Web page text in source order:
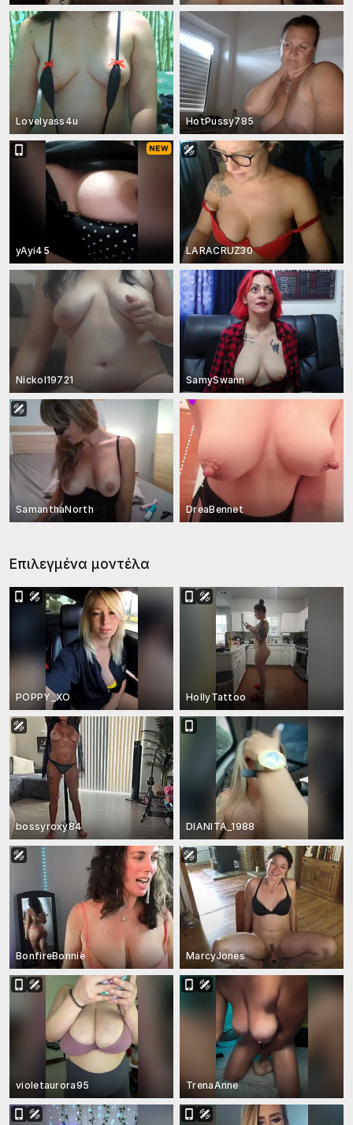
Lovelyass4u HotPussy785
yAyi45 LARACRUZ30
Nickol19721 SamySwann
SamanthaNorth DreaBennet
Επιλεγμένα μοντέλα
POPPY_XO HollyTattoo
bossyroxy84 DIANITA_1988
BonfireBonnie MarcyJones
violetaurora95 TrenaAnne